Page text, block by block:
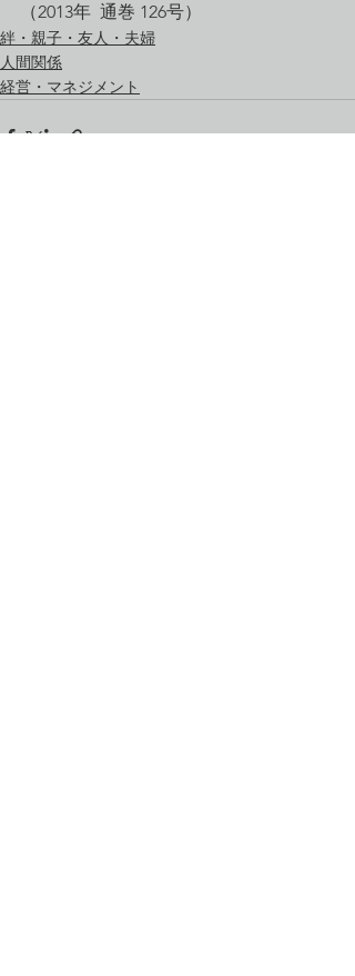
（2013年  通巻 126号）
絆・親子・友人・夫婦
人間関係
経営・マネジメント